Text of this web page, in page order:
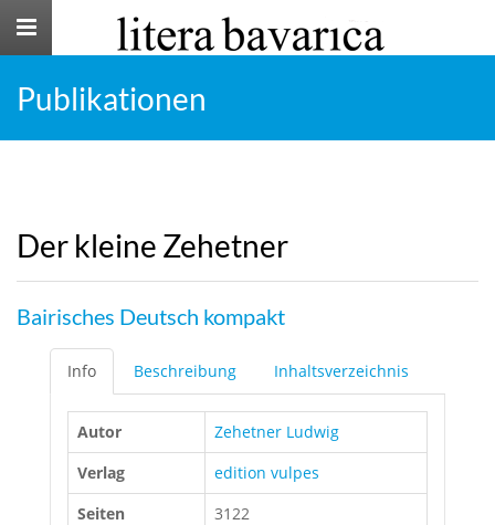
Toggle
Publikationen
Der kleine Zehetner
Bairisches Deutsch kompakt
Info Beschreibung Inhaltsverzeichnis
Autor
Zehetner Ludwig
Verlag
edition vulpes
Seiten
3122